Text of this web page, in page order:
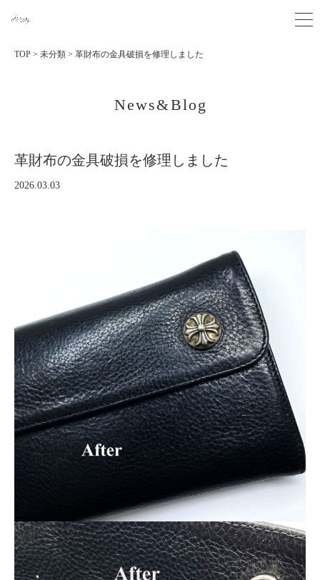
TOP > 未分類 > 革財布の金具破損を修理しました
News&Blog
革財布の金具破損を修理しました
2026.03.03